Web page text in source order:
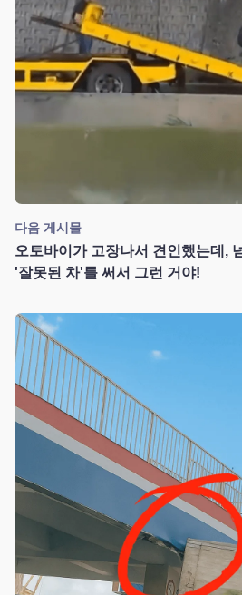
다음 게시물
오토바이가 고장나서 견인했는데,
'잘못된 차'를 써서 그런 거야!